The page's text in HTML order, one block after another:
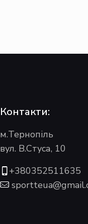
Контакти:
м.Тернопіль
вул. В.Стуса, 10
+380352511635